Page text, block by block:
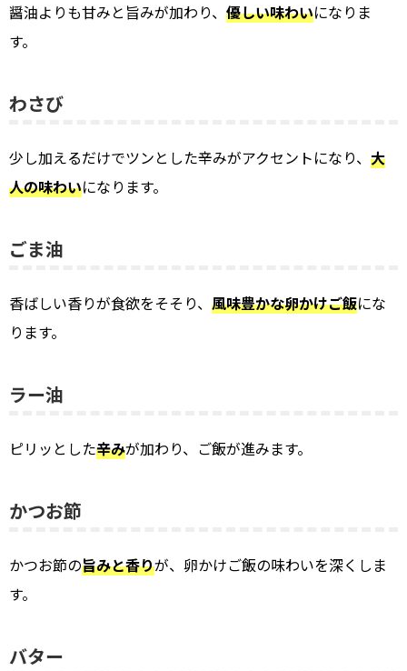
醤油よりも甘みと旨みが加わり、 優しい味わいになりま
す。
わさび
少し加えるだけでツンとした辛みがアクセントになり、 大
人の味わいになります。
ごま油
香ばしい香りが食欲をそそり、 風味豊かな卵かけご飯にな
ります。
ラー油
ピリッとした辛みが加わり、ご飯が進みます。
かつお節
かつお節の旨みと香りが、卵かけご飯の味わいを深くしま
す。
バター